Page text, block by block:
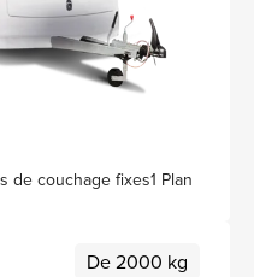
de couchage fixes1 Plan
De 2000 kg